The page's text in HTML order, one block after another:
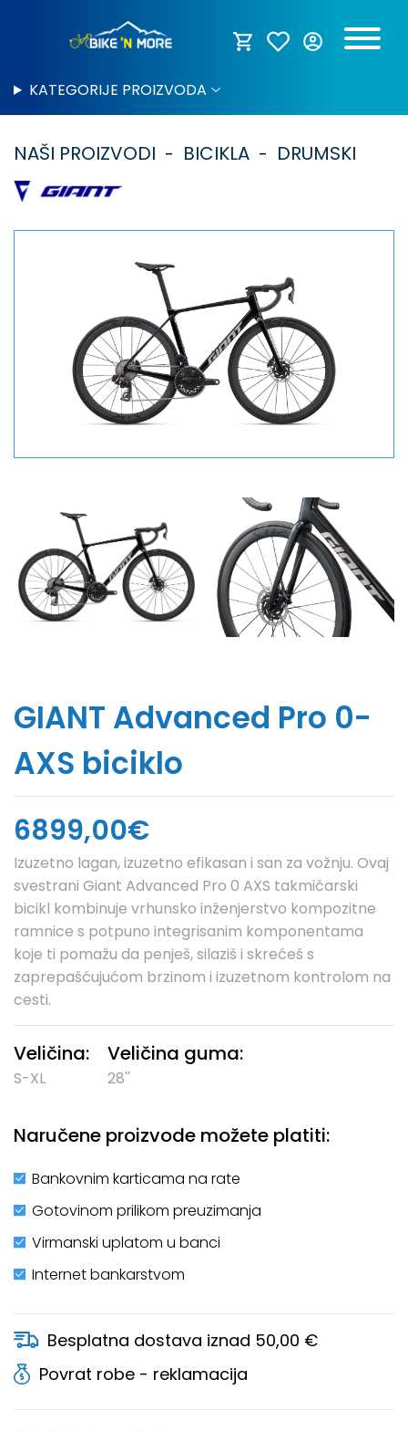
KATEGORIJE PROIZVODA
NAŠI PROIZVODI BICIKLA DRUMSKI
GIANT Advanced Pro 0-
AXS biciklo
6899,00€
Izuzetno lagan, izuzetno efikasan i san za vožnju. Ovaj
svestrani Giant Advanced Pro 0 AXS takmičarski
bicikl kombinuje vrhunsko inženjerstvo kompozitne
ramnice s potpuno integrisanim komponentama
koje ti pomažu da penješ, silaziš i skrećeš s
zaprepašćujućom brzinom i izuzetnom kontrolom na
cesti.
Veličina:
S-XL
Veličina guma:
28''
Naručene proizvode možete platiti:
Bankovnim karticama na rate
Gotovinom prilikom preuzimanja
Virmanski uplatom u banci
Internet bankarstvom
Besplatna dostava iznad 50,00 €
Povrat robe - reklamacija